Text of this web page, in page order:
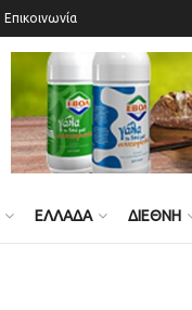
Επικοινωνία
ΕΛΛΑΔΑ ΔΙΕΘΝΗ